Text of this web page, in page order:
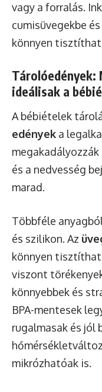
vagy a forralás.
cumisüvegekbe
könnyen
Tárolóedények:
ideálisak a
A bébiételek
edények a
és a nedvesség
marad.
Többféle
és szilikon. Az
könnyen
viszont
könnyebbek és
BPA-mentesek
rugalmasak és jól
mikrózhatóak is.